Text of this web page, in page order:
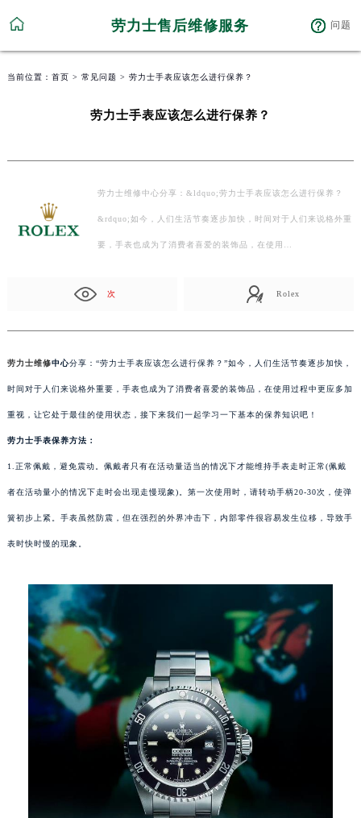
劳力士售后维修服务 问题
当前位置： 首页 > 常见问题 > 劳力士手表应该怎么进行保养？
劳力士手表应该怎么进行保养？
劳力士维修中心分享：&ldquo;劳力士手表应该怎么进行保养？
&rdquo;如今，人们生活节奏逐步加快，时间对于人们来说格外重
要，手表也成为了消费者喜爱的装饰品，在使用…
次 Rolex
劳力士维修中心分享：“劳力士手表应该怎么进行保养？”如今，人们生活节奏逐步加快，
时间对于人们来说格外重要，手表也成为了消费者喜爱的装饰品，在使用过程中更应多加
重视，让它处于最佳的使用状态，接下来我们一起学习一下基本的保养知识吧！
劳力士手表保养方法：
1.正常佩戴，避免震动。佩戴者只有在活动量适当的情况下才能维持手表走时正常(佩戴
者在活动量小的情况下走时会出现走慢现象)。第一次使用时，请转动手柄20-30次，使弹
簧初步上紧。手表虽然防震，但在强烈的外界冲击下，内部零件很容易发生位移，导致手
表时快时慢的现象。